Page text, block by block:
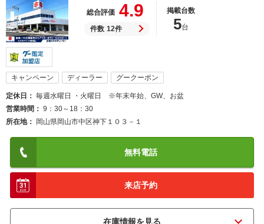
総合評価 4.9
件数 12件
掲載台数
5台
キャンペーン ディーラー グークーポン
定休日
毎週水曜日 ・火曜日 ※年末年始、GW、お盆
営業時間
9：30～18：30
所在地
岡山県岡山市中区神下１０３－１
無料電話
来店予約